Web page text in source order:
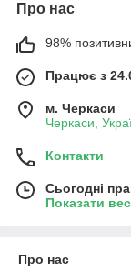
Про нас
98%
Працює з
м. Черкаси
Черкаси,
Контакти
Сьогодні
Показати
Про нас